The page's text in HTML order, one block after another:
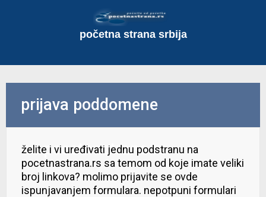
početna strana srbija
prijava poddomene
na pocetnastrana.rs
želite i vi uređivati jednu podstranu na
pocetnastrana.rs sa temom od koje imate veliki
broj linkova? molimo prijavite se ovde
ispunjavanjem formulara. nepotpuni formulari